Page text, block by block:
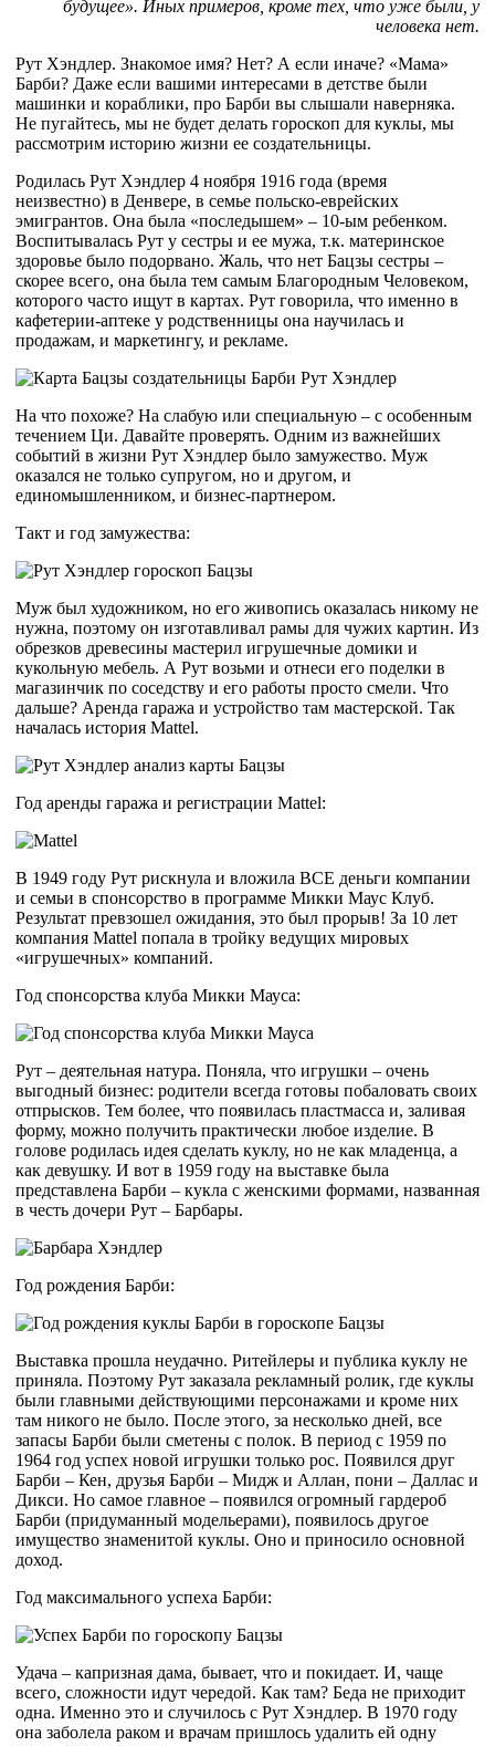
будущее». Иных примеров, кроме тех, что уже были, у
человека нет.
Рут Хэндлер. Знакомое имя? Нет? А если иначе? «Мама»
Барби? Даже если вашими интересами в детстве были
машинки и кораблики, про Барби вы слышали наверняка.
Не пугайтесь, мы не будет делать гороскоп для куклы, мы
рассмотрим историю жизни ее создательницы.
Родилась Рут Хэндлер 4 ноября 1916 года (время
неизвестно) в Денвере, в семье польско-еврейских
эмигрантов. Она была «последышем» – 10-ым ребенком.
Воспитывалась Рут у сестры и ее мужа, т.к. материнское
здоровье было подорвано. Жаль, что нет Бацзы сестры –
скорее всего, она была тем самым Благородным Человеком,
которого часто ищут в картах. Рут говорила, что именно в
кафетерии-аптеке у родственницы она научилась и
продажам, и маркетингу, и рекламе.
На что похоже? На слабую или специальную – с особенным
течением Ци. Давайте проверять. Одним из важнейших
событий в жизни Рут Хэндлер было замужество. Муж
оказался не только супругом, но и другом, и
единомышленником, и бизнес-партнером.
Такт и год замужества:
Муж был художником, но его живопись оказалась никому не
нужна, поэтому он изготавливал рамы для чужих картин. Из
обрезков древесины мастерил игрушечные домики и
кукольную мебель. А Рут возьми и отнеси его поделки в
магазинчик по соседству и его работы просто смели. Что
дальше? Аренда гаража и устройство там мастерской. Так
началась история Mattel.
Год аренды гаража и регистрации Mattel:
В 1949 году Рут рискнула и вложила ВСЕ деньги компании
и семьи в спонсорство в программе Микки Маус Клуб.
Результат превзошел ожидания, это был прорыв! За 10 лет
компания Mattel попала в тройку ведущих мировых
«игрушечных» компаний.
Год спонсорства клуба Микки Мауса:
Рут – деятельная натура. Поняла, что игрушки – очень
выгодный бизнес: родители всегда готовы побаловать своих
отпрысков. Тем более, что появилась пластмасса и, заливая
форму, можно получить практически любое изделие. В
голове родилась идея сделать куклу, но не как младенца, а
как девушку. И вот в 1959 году на выставке была
представлена Барби – кукла с женскими формами, названная
в честь дочери Рут – Барбары.
Год рождения Барби:
Выставка прошла неудачно. Ритейлеры и публика куклу не
приняла. Поэтому Рут заказала рекламный ролик, где куклы
были главными действующими персонажами и кроме них
там никого не было. После этого, за несколько дней, все
запасы Барби были сметены с полок. В период с 1959 по
1964 год успех новой игрушки только рос. Появился друг
Барби – Кен, друзья Барби – Мидж и Аллан, пони – Даллас и
Дикси. Но самое главное – появился огромный гардероб
Барби (придуманный модельерами), появилось другое
имущество знаменитой куклы. Оно и приносило основной
доход.
Год максимального успеха Барби:
Удача – капризная дама, бывает, что и покидает. И, чаще
всего, сложности идут чередой. Как там? Беда не приходит
одна. Именно это и случилось с Рут Хэндлер. В 1970 году
она заболела раком и врачам пришлось удалить ей одну